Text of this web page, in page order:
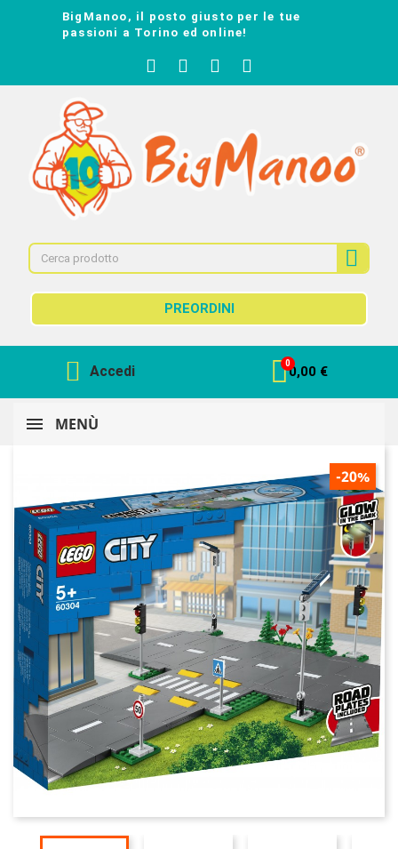
BigManoo, il posto giusto per le tue
passioni a Torino ed online!
PREORDINI
Accedi 0,00 €
MENÙ
-20%